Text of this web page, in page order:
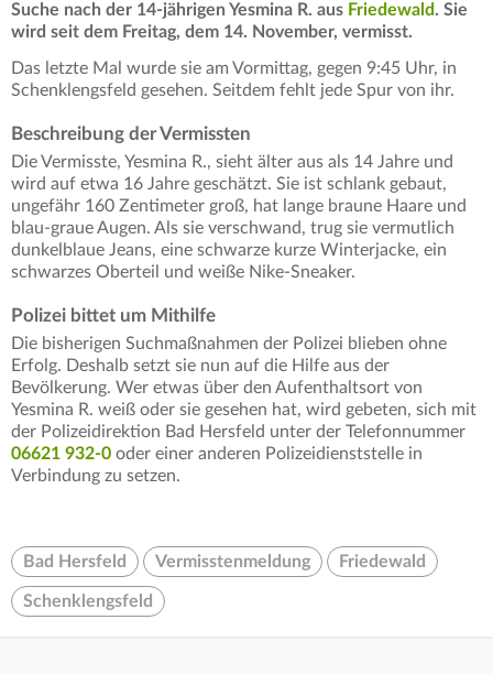
Suche nach der 14-jährigen Yesmina R. aus Friedewald. Sie
wird seit dem Freitag, dem 14. November, vermisst.
Das letzte Mal wurde sie am Vormittag, gegen 9:45 Uhr, in
Schenklengsfeld gesehen. Seitdem fehlt jede Spur von ihr.
Beschreibung der Vermissten
Die Vermisste, Yesmina R., sieht älter aus als 14 Jahre und
wird auf etwa 16 Jahre geschätzt. Sie ist schlank gebaut,
ungefähr 160 Zentimeter groß, hat lange braune Haare und
blau-graue Augen. Als sie verschwand, trug sie vermutlich
dunkelblaue Jeans, eine schwarze kurze Winterjacke, ein
schwarzes Oberteil und weiße Nike-Sneaker.
Polizei bittet um Mithilfe
Die bisherigen Suchmaßnahmen der Polizei blieben ohne
Erfolg. Deshalb setzt sie nun auf die Hilfe aus der
Bevölkerung. Wer etwas über den Aufenthaltsort von
Yesmina R. weiß oder sie gesehen hat, wird gebeten, sich mit
der Polizeidirektion Bad Hersfeld unter der Telefonnummer
06621 932-0 oder einer anderen Polizeidienststelle in
Verbindung zu setzen.
Bad Hersfeld Vermisstenmeldung Friedewald
Schenklengsfeld